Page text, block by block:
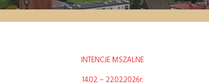
INTENCJE MSZALNE
14.02. – 22.02.2026r.